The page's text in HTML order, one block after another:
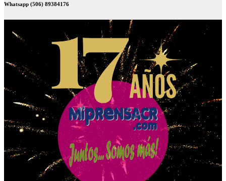
Whatsapp (506) 89384176